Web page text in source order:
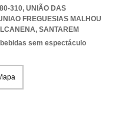
310, UNIÃO DAS
FREGUESIAS MALHOU
, SANTAREM
sem espectáculo